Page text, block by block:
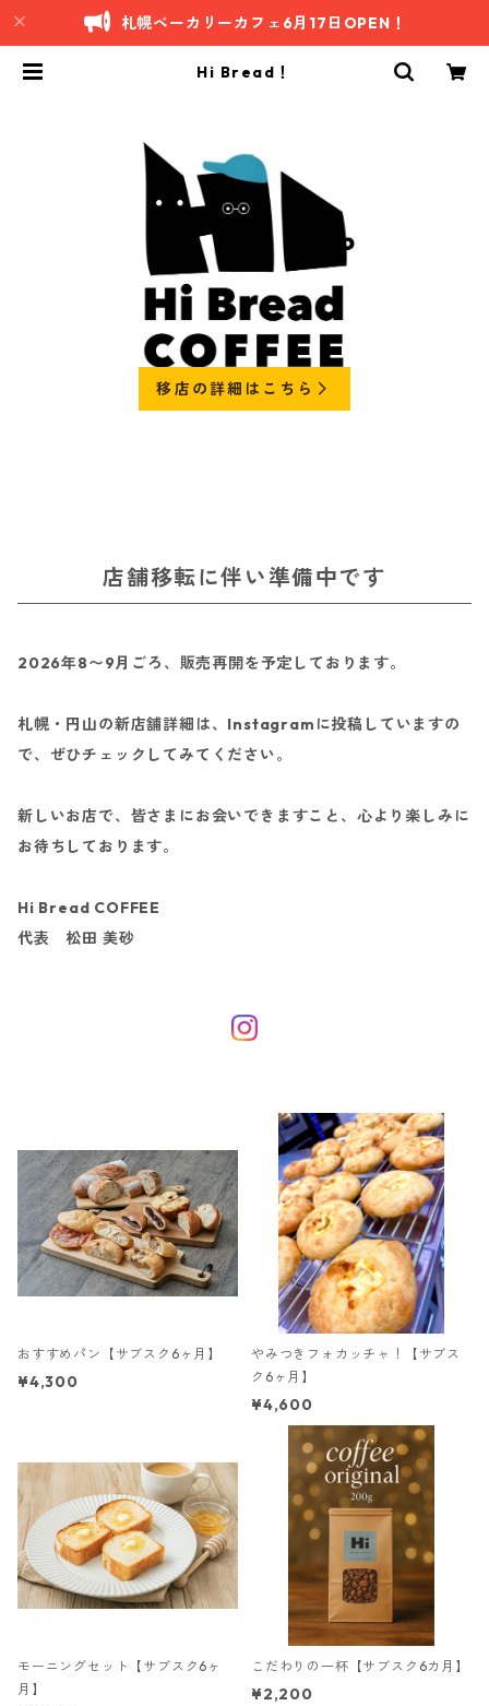
札幌ベーカリーカフェ6月17日OPEN！
Hi Bread！
移店の詳細はこちら
店舗移転に伴い準備中です
2026年8〜9月ごろ、販売再開を予定しております。
札幌・円山の新店舗詳細は、Instagramに投稿していますの
で、ぜひチェックしてみてください。
新しいお店で、皆さまにお会いできますこと、心より楽しみに
お待ちしております。
Hi Bread COFFEE
代表 松田 美砂
おすすめパン【サブスク6ヶ月】
¥4,300
やみつきフォカッチャ！【サブス
ク6ヶ月】
¥4,600
モーニングセット【サブスク6ヶ
月】
こだわりの一杯【サブスク6カ月】
¥2,200